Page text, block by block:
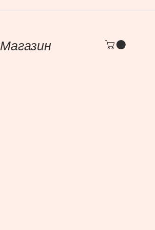
Магазин